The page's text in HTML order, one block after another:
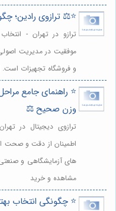
⭐️⚖️ ترازوی رادین؛
ترازو در تهران -
موفقیت در مدیریت
و فروشگاه تجهیزات
⭐️ راهنمای جامع
وزن صحیح ⚖️
ترازوی دیجیتال در
اطمینان از دقت و صحت
های آزمایشگاهی و
مشاهده و خرید
⭐️ چگونگی انتخاب